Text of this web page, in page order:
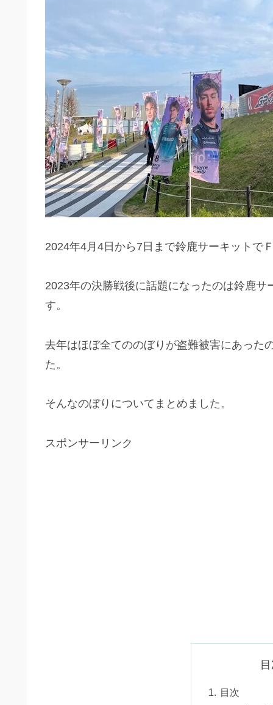
2024年4月4日から7日まで鈴鹿サーキットで
2023年の決勝戦後に話題になったのは鈴鹿
す。
去年はほぼ全てののぼりが盗難被害にあった
た。
そんなのぼりについてまとめました。
スポンサーリンク
目次